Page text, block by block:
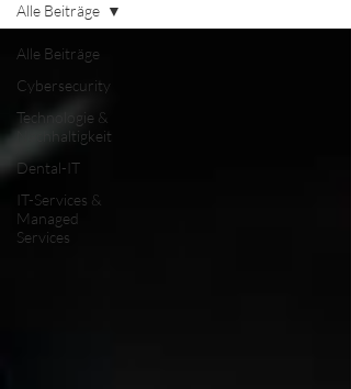
Alle Beiträge
Cybersecurity
Technologie &
Nachhaltigkeit
Dental-IT
IT-Services &
Managed
Services
Alle Beiträge